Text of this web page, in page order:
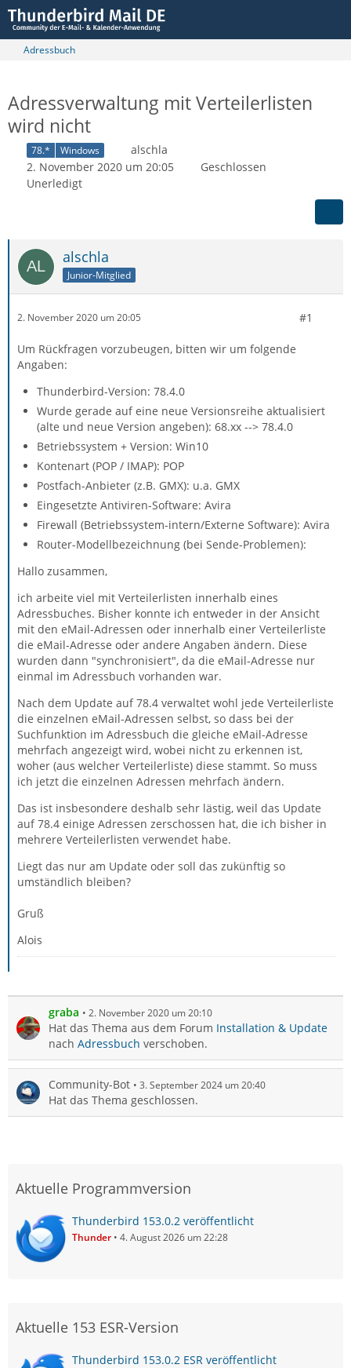
Adressbuch
Adressverwaltung mit Verteilerlisten
wird nicht
78.* Windows
alschla
2. November 2020 um 20:05
Geschlossen
Unerledigt
alschla
Junior-Mitglied
2. November 2020 um 20:05 #1
Um Rückfragen vorzubeugen, bitten wir um folgende
Angaben:
Thunderbird-Version: 78.4.0
Wurde gerade auf eine neue Versionsreihe aktualisiert
(alte und neue Version angeben): 68.xx --> 78.4.0
Betriebssystem + Version: Win10
Kontenart (POP / IMAP): POP
Postfach-Anbieter (z.B. GMX): u.a. GMX
Eingesetzte Antiviren-Software: Avira
Firewall (Betriebssystem-intern/Externe Software): Avira
Router-Modellbezeichnung (bei Sende-Problemen):
Hallo zusammen,
ich arbeite viel mit Verteilerlisten innerhalb eines
Adressbuches. Bisher konnte ich entweder in der Ansicht
mit den eMail-Adressen oder innerhalb einer Verteilerliste
die eMail-Adresse oder andere Angaben ändern. Diese
wurden dann "synchronisiert", da die eMail-Adresse nur
einmal im Adressbuch vorhanden war.
Nach dem Update auf 78.4 verwaltet wohl jede Verteilerliste
die einzelnen eMail-Adressen selbst, so dass bei der
Suchfunktion im Adressbuch die gleiche eMail-Adresse
mehrfach angezeigt wird, wobei nicht zu erkennen ist,
woher (aus welcher Verteilerliste) diese stammt. So muss
ich jetzt die einzelnen Adressen mehrfach ändern.
Das ist insbesondere deshalb sehr lästig, weil das Update
auf 78.4 einige Adressen zerschossen hat, die ich bisher in
mehrere Verteilerlisten verwendet habe.
Liegt das nur am Update oder soll das zukünftig so
umständlich bleiben?
Gruß
Alois
graba 2. November 2020 um 20:10
Hat das Thema aus dem Forum Installation & Update
nach Adressbuch verschoben.
Community-Bot 3. September 2024 um 20:40
Hat das Thema geschlossen.
Aktuelle Programmversion
Thunderbird 153.0.2 veröffentlicht
Thunder 4. August 2026 um 22:28
Aktuelle 153 ESR-Version
Thunderbird 153.0.2 ESR veröffentlicht